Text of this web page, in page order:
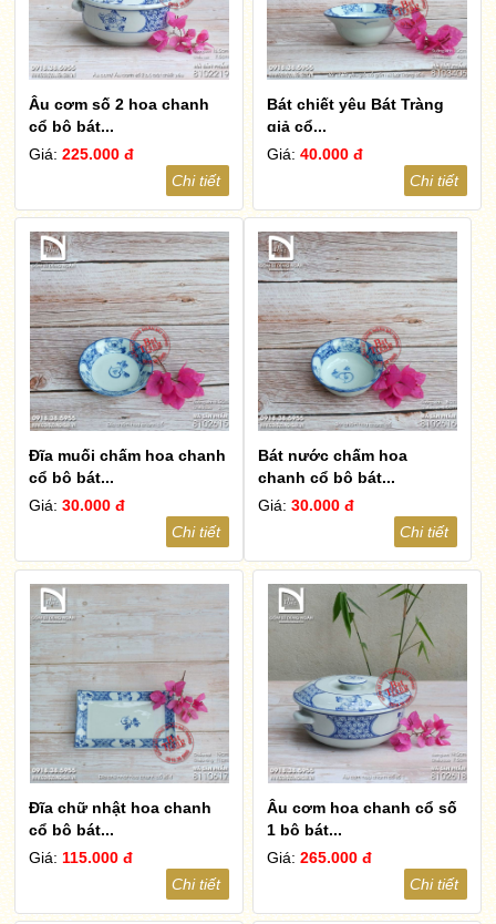
Âu cơm số 2 hoa chanh
cổ bộ bát...
Giá:225.000 đ
Chi tiết
Bát chiết yêu Bát Tràng
giả cổ...
Giá:40.000 đ
Chi tiết
Đĩa muối chấm hoa chanh
cổ bộ bát...
Giá:30.000 đ
Chi tiết
Bát nước chấm hoa
chanh cổ bộ bát...
Giá: 30.000 đ
Chi tiết
Đĩa chữ nhật hoa chanh
cổ bộ bát...
Giá: 115.000 đ
Chi tiết
Âu cơm hoa chanh cổ số
1 bộ bát...
Giá:265.000 đ
Chi tiết